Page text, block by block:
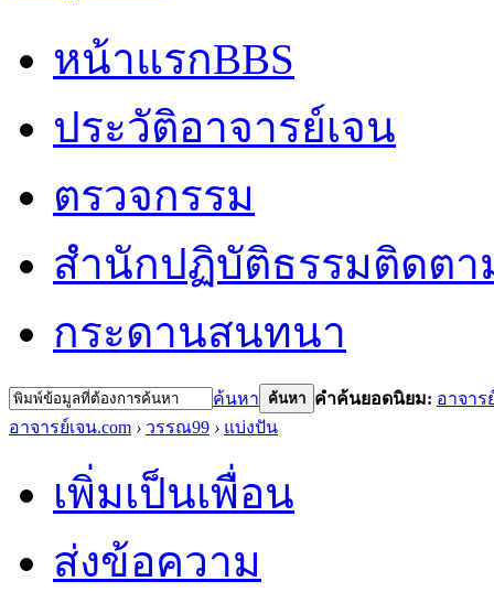
หน้าแรกBBS
ประวัติอาจารย์เจน
ตรวจกรรม
สำนักปฏิบัติธรรมติดต
กระดานสนทนา
ค้นหา ค้นหา คำค้นยอดนิยม: อาจาร
อาจารย์เจน.com › วรรณ99 › แบ่งปัน
เพิ่มเป็นเพื่อน
ส่งข้อความ